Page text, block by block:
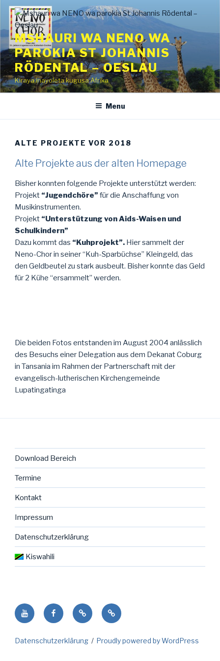
Skip
content
MSHAURI WA NENO WA
PAROKIA ST JOHANNIS
RÖDENTAL – OESLAU
Kiraya inayoleta kugusa Afrika
Menu
ALTE PROJEKTE VOR 2018
Alte Projekte aus der alten Homepage
Bisher konnten folgende Projekte unterstützt werden:
Projekt “Jugendchöre” für die Anschaffung von
Musikinstrumenten.
Projekt “Unterstützung von Aids-Waisen und
Schulkindern”
Dazu kommt das “Kuhprojekt”. Hier sammelt der
Neno-Chor in seiner “Kuh-Sparbüchse” Kleingeld, das
den Geldbeutel zu stark ausbeult. Bisher konnte das Geld
für 2 Kühe “ersammelt” werden.
Die beiden Fotos entstanden im August 2004 anlässlich
des Besuchs einer Delegation aus dem Dekanat Coburg
in Tansania im Rahmen der Partnerschaft mit der
evangelisch-lutherischen Kirchengemeinde
Lupatingatinga
Download Bereich
Termine
Kontakt
Impressum
Datenschutzerklärung
Kiswahili
Youtube facebookNENO
Seite
der
Kiswahili
Datenschutzerklärung Proudly powered by WordPress